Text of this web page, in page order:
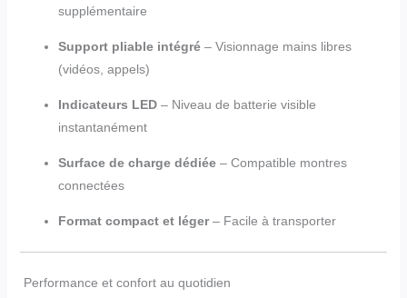
supplémentaire
Support pliable intégré– Visionnage mains libres
(vidéos, appels)
Indicateurs LED– Niveau de batterie visible
instantanément
Surface de charge dédiée– Compatible montres
connectées
Format compact et léger– Facile à transporter
Performance et confort au quotidien